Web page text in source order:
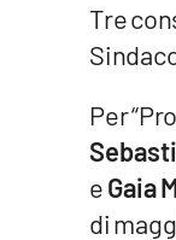
Calabriavisione
Destinazioni
Tre
Per
eGaia
di